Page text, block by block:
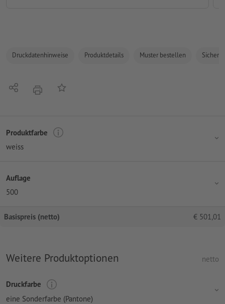
Druckdatenhinweise Produktdetails Muster bestellen
Teilen DruckenAuf die Merkliste
Produktfarbe
weiss
Auflage
500
Basispreis (netto) € 501,01
Weitere Produktoptionen netto
Druckfarbe
eine Sonderfarbe (Pantone)